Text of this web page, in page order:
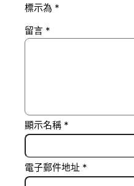
標示為 *
留言 *
顯示名稱 *
電子郵件地址 *